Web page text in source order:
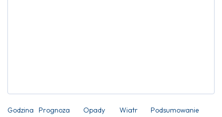
Godzina Prognoza Opady Wiatr Podsumowanie